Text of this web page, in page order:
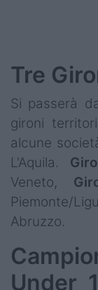
Tre
Si passerà
gironi
alcune
L'Aquila.
Veneto,
Piemonte/
Abruzzo.
Under